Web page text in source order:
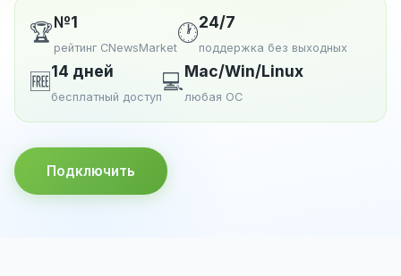
🏆№1
рейтинг CNewsMarket
🕐24/7
поддержка без выходных
🆓14 дней
бесплатный доступ
💻Mac/Win/Linux
любая ОС
Подключить